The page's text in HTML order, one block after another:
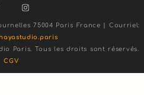
75004 Paris France | Courriel:
Paris. Tous les droits sont réservés.
CGV